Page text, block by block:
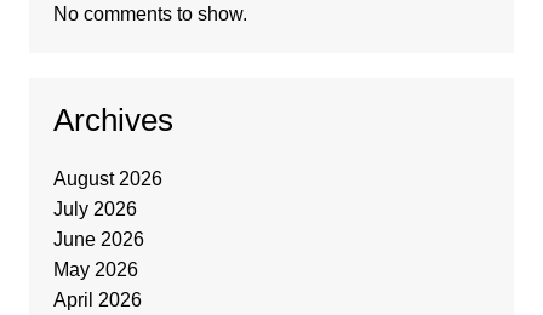
No comments to show.
Archives
August 2026
July 2026
June 2026
May 2026
April 2026